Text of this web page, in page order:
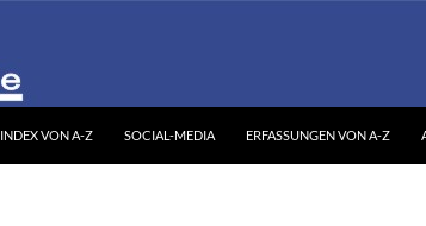
INDEX VON A-Z SOCIAL-MEDIA ERFASSUNGEN VON A-Z